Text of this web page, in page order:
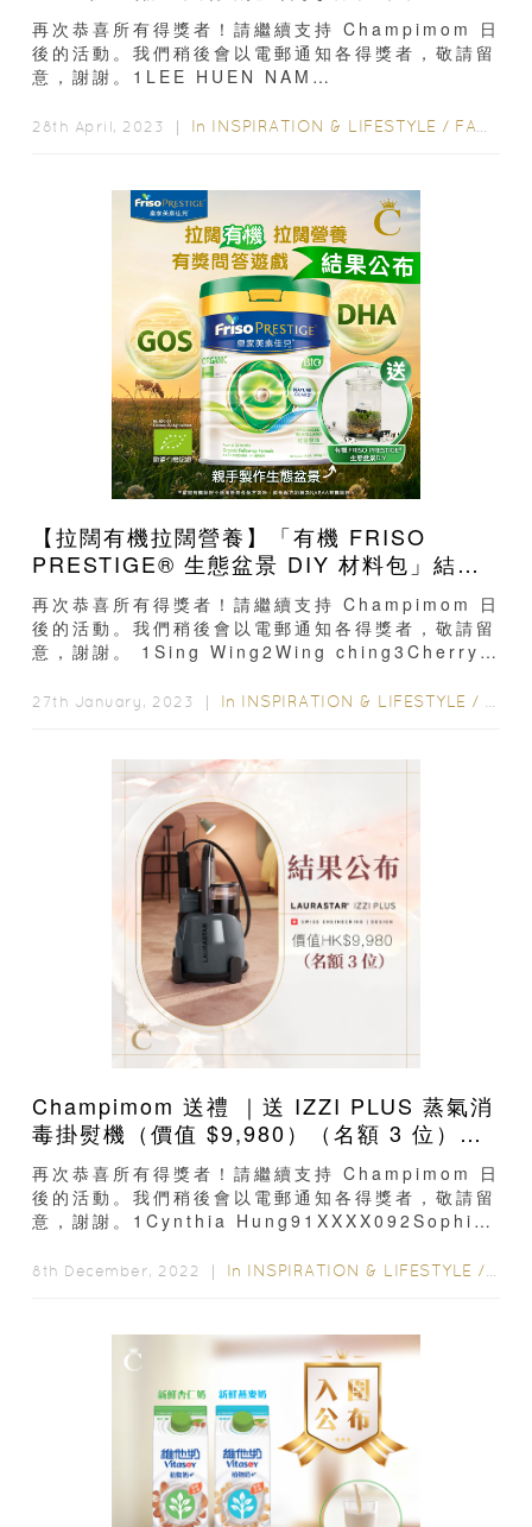
再次恭喜所有得獎者！請繼續支持 Champimom 日
後的活動。我們稍後會以電郵通知各得獎者，敬請留
意，謝謝。1LEE HUEN NAM
Ching96XXXX233Lau Jarvis68XXXX314Ho
28th April, 2023 ｜ In INSPIRATION & LIFESTYLE / FAMILY FUN
【拉闊有機拉闊營養】「有機 FRISO
PRESTIGE® 生態盆景 DIY 材料包」結果
公布
再次恭喜所有得獎者！請繼續支持 Champimom 日
後的活動。我們稍後會以電郵通知各得獎者，敬請留
意，謝謝。 1Sing Wing2Wing ching3Cherry
yip8Jacky Leung 9Shuk Kwai Leung 10Tak
27th January, 2023 ｜ In INSPIRATION & LIFESTYLE /
Champimom 送禮 ｜送 IZZI PLUS 蒸氣消
毒掛熨機（價值 $9,980）（名額 3 位）結
果公布
再次恭喜所有得獎者！請繼續支持 Champimom 日
後的活動。我們稍後會以電郵通知各得獎者，敬請留
意，謝謝。1Cynthia Hung91XXXX092Sophia
8th December, 2022 ｜ In INSPIRATION & LIFESTYLE /